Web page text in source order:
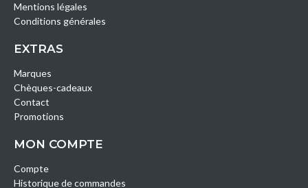
Mentions légales
Conditions générales
EXTRAS
Marques
Chèques-cadeaux
Contact
Promotions
MON COMPTE
Compte
Historique de commandes